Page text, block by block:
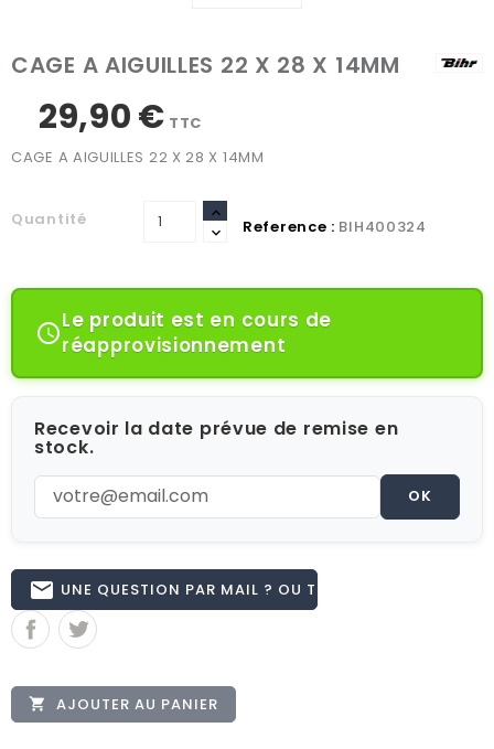
CAGE A AIGUILLES 22 X 28 X 14MM
29,90 € TTC
CAGE A AIGUILLES 22 X 28 X 14MM
Quantité Reference : BIH400324
Le produit est en cours de
réapprovisionnement
Recevoir la date prévue de remise en
stock.
OK
email UNE QUESTION PAR MAIL ? OU TÉL 02.51.62.16.59
 AJOUTER AU PANIER